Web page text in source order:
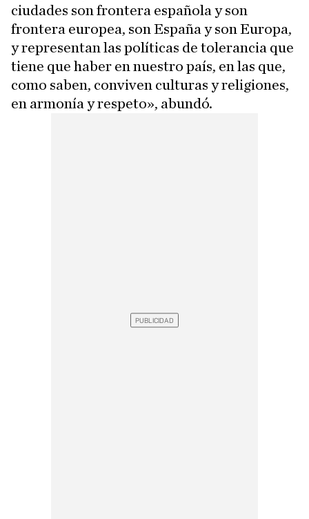
ciudades son frontera española y son
frontera europea, son España y son Europa,
y representan las políticas de tolerancia que
tiene que haber en nuestro país, en las que,
como saben, conviven culturas y religiones,
en armonía y respeto», abundó.